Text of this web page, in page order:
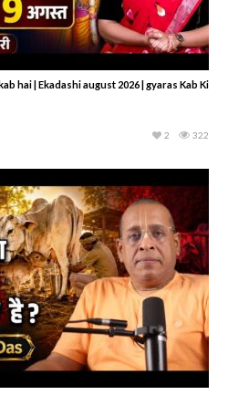
hai | Ekadashi august 2026 | gyaras Kab Ki
322
2